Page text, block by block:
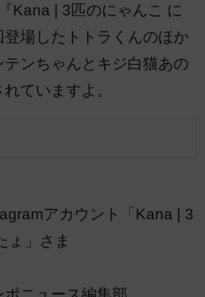
Kana | 3匹のにゃんこ に
場したトトラくんのほか
ンちゃんとキジ白猫あの
ていますよ。
アカウント「Kana | 3
ょ」さま